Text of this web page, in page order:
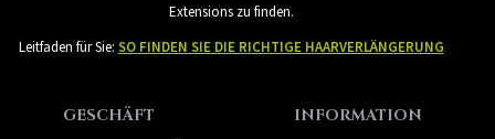
Extensions zu finden.
Leitfaden für Sie: SO FINDEN SIE DIE RICHTIGE HAARVERLÄNGERUNG
GESCHÄFT INFORMATION